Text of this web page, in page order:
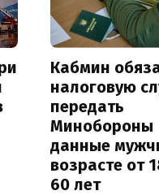
Кабмин
налоговую
передать
Минобороны
данные
возрасте от
60 лет